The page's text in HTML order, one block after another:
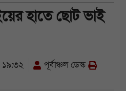
হাতে ছোট ভাই
১৯:৩২ পূর্বাঞ্চল ডেস্ক